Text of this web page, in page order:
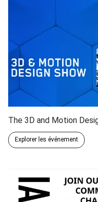
The 3D and Motion
Explorer les événement